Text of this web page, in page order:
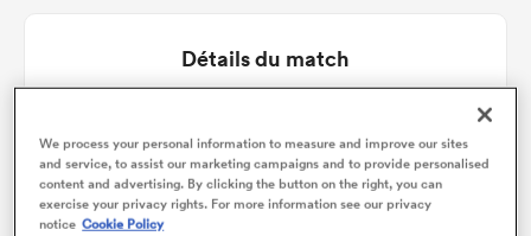
Détails du match
Manche 1
We process your personal information to measure and improve our sites
and service, to assist our marketing campaigns and to provide personalised
content and advertising. By clicking the button on the right, you can
exercise your privacy rights. For more information see our privacy
notice Cookie Policy